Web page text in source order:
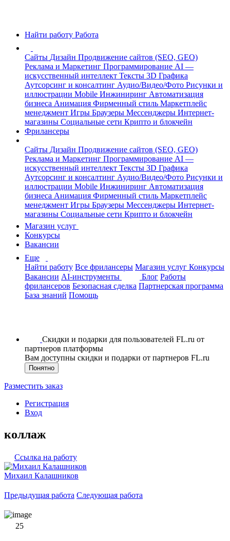
Найти работу Работа
Сайты Дизайн Продвижение сайтов (SEO, GEO)
Реклама и Маркетинг Программирование AI —
искусственный интеллект Тексты 3D Графика
Аутсорсинг и консалтинг Аудио/Видео/Фото Рисунки и
иллюстрации Mobile Инжиниринг Автоматизация
бизнеса Анимация Фирменный стиль Маркетплейс
менеджмент Игры Браузеры Мессенджеры Интернет-
магазины Социальные сети Крипто и блокчейн
Фрилансеры
Сайты Дизайн Продвижение сайтов (SEO, GEO)
Реклама и Маркетинг Программирование AI —
искусственный интеллект Тексты 3D Графика
Аутсорсинг и консалтинг Аудио/Видео/Фото Рисунки и
иллюстрации Mobile Инжиниринг Автоматизация
бизнеса Анимация Фирменный стиль Маркетплейс
менеджмент Игры Браузеры Мессенджеры Интернет-
магазины Социальные сети Крипто и блокчейн
Магазин услуг
Конкурсы
Вакансии
Еще
Найти работу Все фрилансеры Магазин услуг Конкурсы
Вакансии AI-инструменты Блог Работы
фрилансеров Безопасная сделка Партнерская программа
База знаний Помощь
Скидки и подарки для пользователей FL.ru от
партнеров платформы
Вам доступны скидки и подарки от партнеров FL.ru
Понятно
Разместить заказ
Регистрация
Вход
коллаж
Ссылка на работу
Михаил Калашников
Предыдущая работа Следующая работа
25